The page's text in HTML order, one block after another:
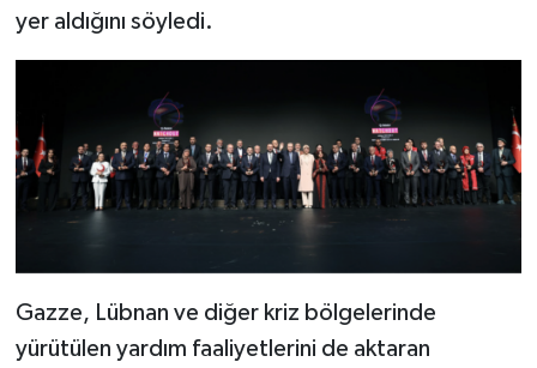
yer aldığını söyledi.
Gazze, Lübnan ve diğer kriz bölgelerinde
yürütülen yardım faaliyetlerini de aktaran